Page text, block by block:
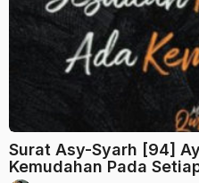
Surat Asy-Syarh [94]
Kemudahan Pada